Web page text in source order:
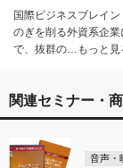
国際ビジネスブレイ
のぎを削る外資系企
で、抜群の…もっと見
関連セミナー・
音声・